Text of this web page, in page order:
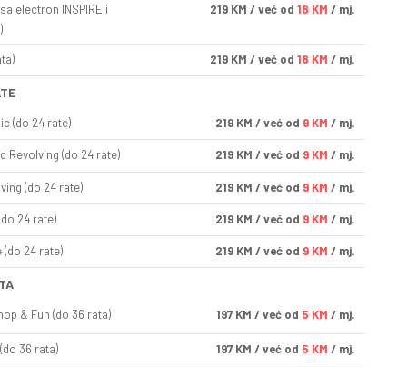
electron INSPIRE i
219 KM / već od 18 KM / mj.
219 KM / već od 18 KM / mj.
(do 24 rate) 219 KM / već od 9 KM / mj.
Revolving (do 24 rate) 219 KM / već od 9 KM / mj.
(do 24 rate) 219 KM / već od 9 KM / mj.
24 rate) 219 KM / već od 9 KM / mj.
(do 24 rate) 219 KM / već od 9 KM / mj.
& Fun (do 36 rata) 197 KM / već od 5 KM / mj.
36 rata) 197 KM / već od 5 KM / mj.